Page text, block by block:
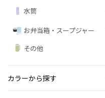
水筒
お弁当箱・スープジャー
その他
カラーから探す